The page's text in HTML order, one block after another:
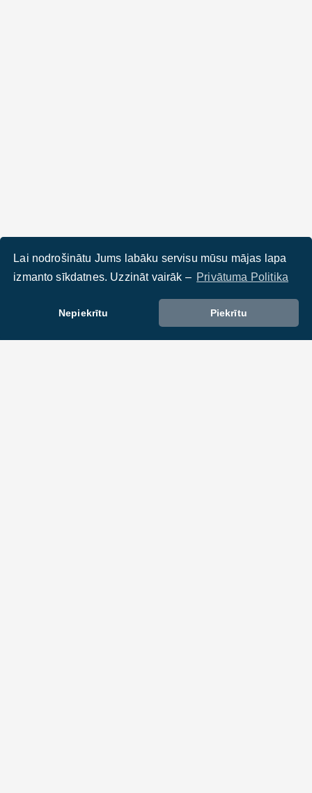
Lai nodrošinātu Jums labāku servisu mūsu mājas lapa
izmanto sīkdatnes. Uzzināt vairāk – Privātuma Politika
Nepiekrītu Piekrītu